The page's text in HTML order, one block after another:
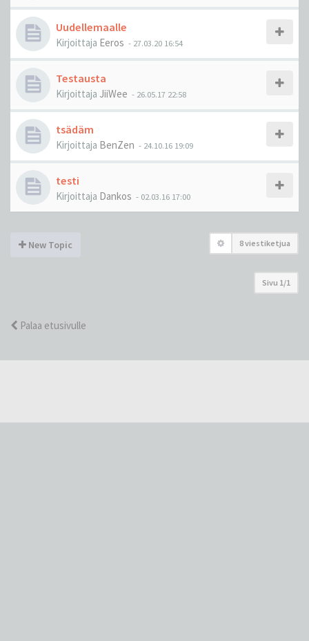
Uudellemaalle
Kirjoittaja Eeros - 27.03.20 16:54
Testausta
Kirjoittaja JiiWee - 26.05.17 22:58
tsädäm
Kirjoittaja BenZen - 24.10.16 19:09
testi
Kirjoittaja Dankos - 02.03.16 17:00
New Topic 8 viestiketjua
Sivu 1/1
Palaa etusivulle